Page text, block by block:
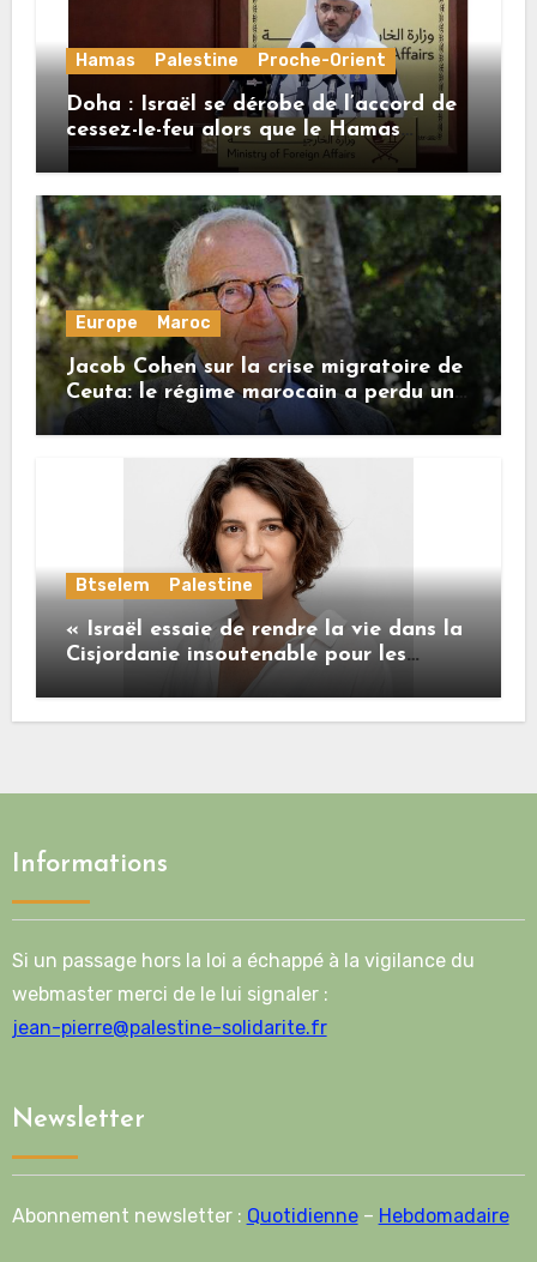
Hamas Palestine Proche-Orient
Doha : Israël se dérobe de l’accord de
cessez-le-feu alors que le Hamas
honore ses engagements
Europe Maroc
Jacob Cohen sur la crise migratoire de
Ceuta: le régime marocain a perdu une
bonne part de sa crédibilité vis-à-vis
de l’Union européenne
Btselem Palestine
« Israël essaie de rendre la vie dans la
Cisjordanie insoutenable pour les
Informations
Si un passage hors la loi a échappé à la vigilance du
webmaster merci de le lui signaler :
jean-pierre@palestine-solidarite.fr
Newsletter
Abonnement newsletter : Quotidienne– Hebdomadaire